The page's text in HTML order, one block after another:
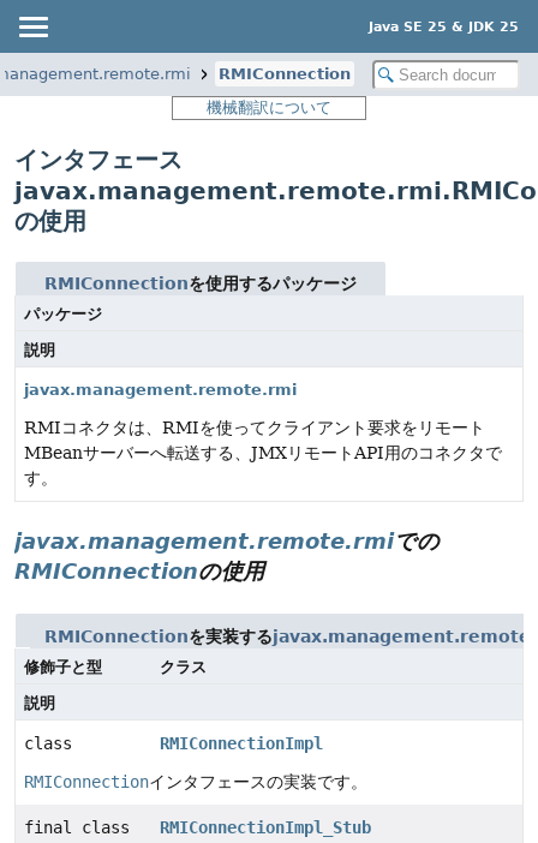
Java SE 25 & JDK 25
RMIConnection
機械翻訳について
インタフェース
の使用
RMIConnectionを使用するパッケージ
パッケージ
説明
javax.management.remote.rmi
RMIコネクタは、RMIを使ってクライアント要求をリモート
MBeanサーバーへ転送する、JMXリモートAPI用のコネクタで
す。
javax.management.remote.rmiでの
RMIConnectionの使用
RMIConnectionを実装する
修飾子と型
クラス
説明
class
RMIConnectionImpl
RMIConnectionインタフェースの実装です。
final class
RMIConnectionImpl_Stub